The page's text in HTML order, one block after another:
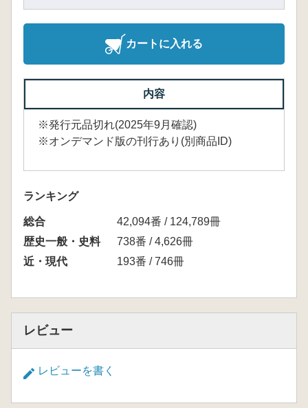
カートに入れる
内容
※発行元品切れ(2025年9月確認)
※オンデマンド版の刊行あり(別商品ID)
ランキング
総合
42,094番 / 124,789冊
歴史一般・史料
738番 / 4,626冊
近・現代
193番 / 746冊
レビュー
レビューを書く